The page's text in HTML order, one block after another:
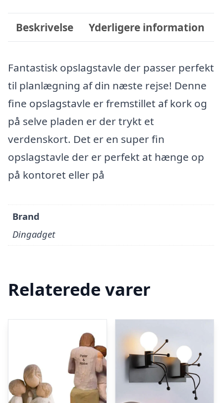
Beskrivelse Yderligere information
Fantastisk opslagstavle der passer perfekt
til planlægning af din næste rejse! Denne
fine opslagstavle er fremstillet af kork og
på selve pladen er der trykt et
verdenskort. Det er en super fin
opslagstavle der er perfekt at hænge op
på kontoret eller på
Brand
Dingadget
Relaterede varer